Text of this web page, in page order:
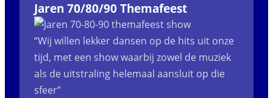
Jaren 70/80/90 Themafeest
“Wij willen lekker dansen op de hits uit onze
tijd, met een show waarbij zowel de muziek
als de uitstraling helemaal aansluit op die
sfeer”